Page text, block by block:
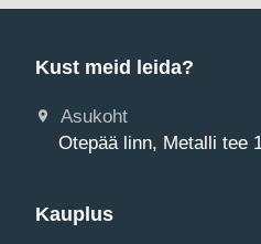
Kust meid leida?
Asukoht
Otepää linn, Metalli tee 1
Kauplus